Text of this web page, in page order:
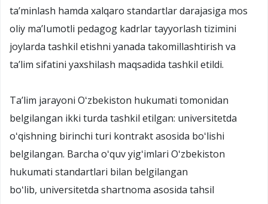
taʼminlash hamda xalqaro standartlar darajasiga mos
oliy maʼIumotli pedagog kadrlar tayyorlash tizimini
joylarda tashkil etishni yanada takomillashtirish va
taʼlim sifatini yaxshilash maqsadida tashkil etildi.
Taʼlim jarayoni Oʻzbekiston hukumati tomonidan
belgilangan ikki turda tashkil etilgan: universitetda
oʻqishning birinchi turi kontrakt asosida boʻlishi
belgilangan. Barcha oʻquv yigʻimlari Oʻzbekiston
hukumati standartlari bilan belgilangan
boʻlib, universitetda shartnoma asosida tahsil